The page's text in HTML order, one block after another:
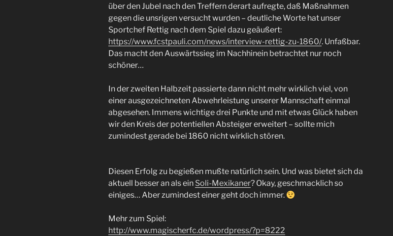
über den Jubel nach den Treffern derart aufregte, daß Maßnahmen
gegen die unsrigen versucht wurden – deutliche Worte hat unser
Sportchef Rettig nach dem Spiel dazu geäußert:
https://www.fcstpauli.com/news/interview-rettig-zu-1860/. Unfaßbar.
Das macht den Auswärtssieg im Nachhinein betrachtet nur noch
schöner…
In der zweiten Halbzeit passierte dann nicht mehr wirklich viel, von
einer ausgezeichneten Abwehrleistung unserer Mannschaft einmal
abgesehen. Immens wichtige drei Punkte und mit etwas Glück haben
wir den Kreis der potentiellen Absteiger erweitert – sollte mich
zumindest gerade bei 1860 nicht wirklich stören.
Diesen Erfolg zu begießen mußte natürlich sein. Und was bietet sich da
aktuell besser an als ein Soli-Mexikaner? Okay, geschmacklich so
einiges… Aber zumindest einer geht doch immer.
Mehr zum Spiel:
http://www.magischerfc.de/wordpress/?p=8222